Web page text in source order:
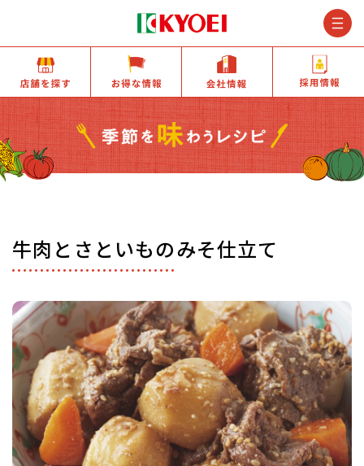
店舗を探す お得な情報 会社情報
牛肉とさといものみそ仕立て